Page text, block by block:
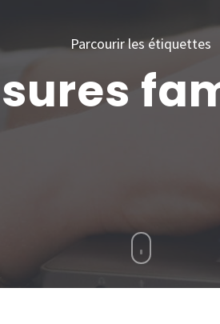
Parcourir les étiquettes